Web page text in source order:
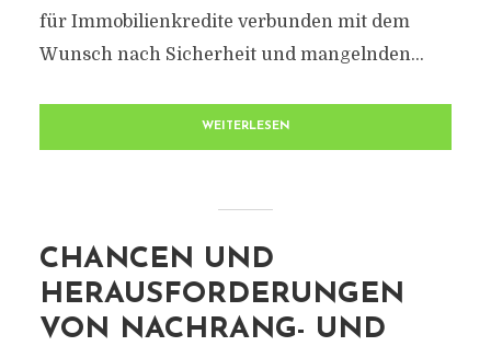
für Immobilienkredite verbunden mit dem
Wunsch nach Sicherheit und mangelnden...
WEITERLESEN
CHANCEN UND
HERAUSFORDERUNGEN
VON NACHRANG- UND